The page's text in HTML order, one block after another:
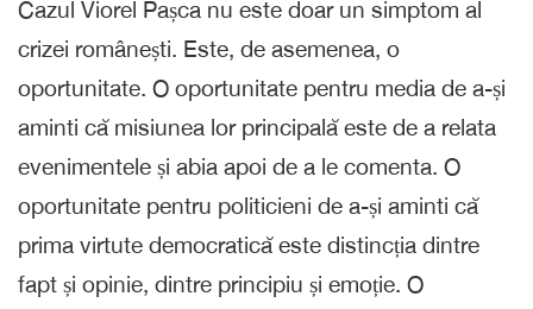
Cazul Viorel Pașca nu este doar un simptom al
crizei românești. Este, de asemenea, o
oportunitate. O oportunitate pentru media de a-și
aminti că misiunea lor principală este de a relata
evenimentele și abia apoi de a le comenta. O
oportunitate pentru politicieni de a-și aminti că
prima virtute democratică este distincția dintre
fapt și opinie, dintre principiu și emoție. O